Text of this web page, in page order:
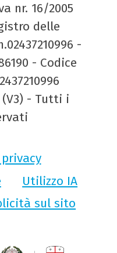
nr. 16/2005
delle
-
- Codice
- Tutti i
Utilizzo IA
sul sito